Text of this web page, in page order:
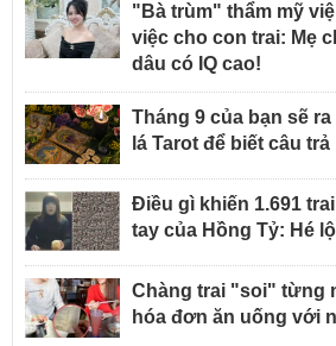
"Bà trùm" thẩm mỹ
việc cho con trai: Mẹ
dâu có IQ cao!
Tháng 9 của bạn sẽ
lá Tarot để biết câu trả
Điều gì khiến 1.691
tay của Hồng Tỷ: Hé
Chàng trai "soi" từng
hóa đơn ăn uống với